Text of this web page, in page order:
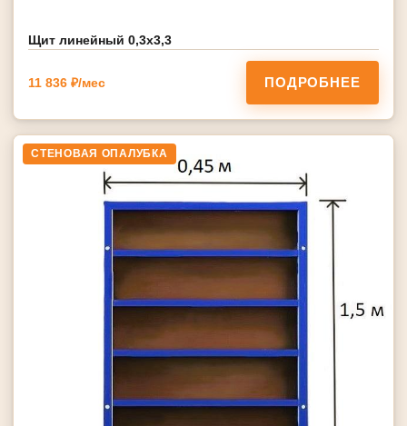
Щит линейный 0,3х3,3
11 836 ₽/мес ПОДРОБНЕЕ
СТЕНОВАЯ ОПАЛУБКА